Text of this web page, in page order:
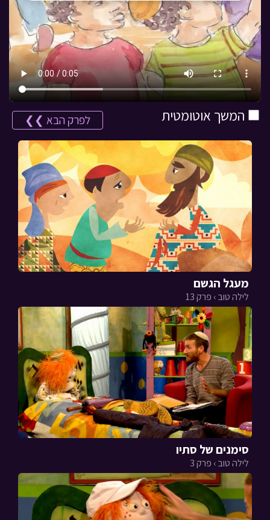
המשך אוטומטית לפרק הבא ❯❯
מעגל הגשם
לילה טוב › פרק 13
סימנים של סתיו
לילה טוב › פרק 3